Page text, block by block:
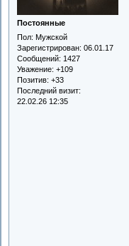
Постоянные
Пол: Мужской
Зарегистрирован: 06.01.17
Сообщений: 1427
Уважение: +109
Позитив: +33
Последний визит:
22.02.26 12:35